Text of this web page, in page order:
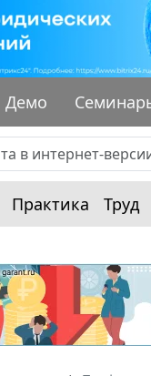
Демо
Практика Труд